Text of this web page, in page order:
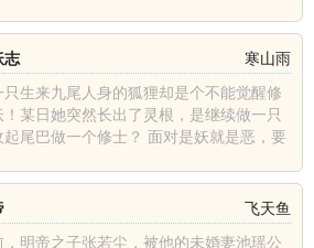
寒山雨
志
只生来九尾人身的狐狸却是个不能觉醒修
某日她突然长出了灵根，是继续做一只
起尾巴做一个修士？ 面对是妖就是恶，要
飞天鱼
，明帝之子张若尘，被他的未婚妻池瑶公